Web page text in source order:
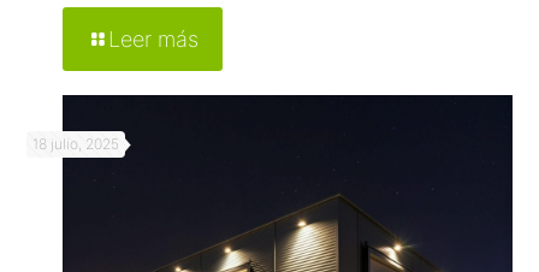
Leer más
18 julio, 2025